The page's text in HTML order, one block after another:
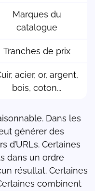
Marques du
catalogue
Tranches de prix
acier, or, argent,
bois, coton...
Dans les
générer des
d’URLs. Certaines
dans un ordre
résultat. Certaines
combinent